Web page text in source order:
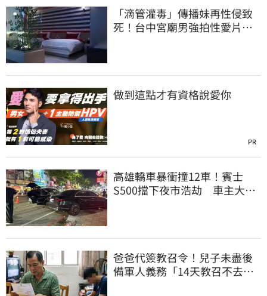
「滴管灌毒」傳播妹再性侵致
死！台中宮廟男強拍性愛片
做到這點才有資格說愛你
PR
高雄轎車暴衝撞12車！賓士
S500擋下夜市浩劫 車主大
爸爸代簽教召令！兒子未盡後
備軍人義務「14天教召不去」